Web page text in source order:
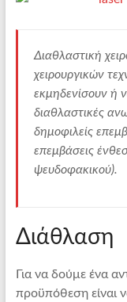
Διαθλαστική
χειρουργικών
εκμηδενίσουν ή
διαθλαστικές
δημοφιλείς
επεμβάσεις
ψευδοφακικού).
Διάθλαση
Για να δούμε ένα
προϋπόθεση είναι